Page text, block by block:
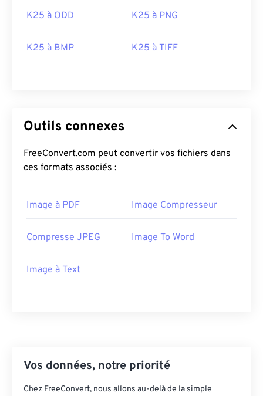
K25 à ODD K25 à PNG
K25 à BMP K25 à TIFF
Outils connexes
FreeConvert.com peut convertir vos fichiers dans
ces formats associés :
Image à PDF Image Compresseur
Compresse JPEG Image To Word
Image à Text
Vos données, notre priorité
Chez FreeConvert, nous allons au-delà de la simple